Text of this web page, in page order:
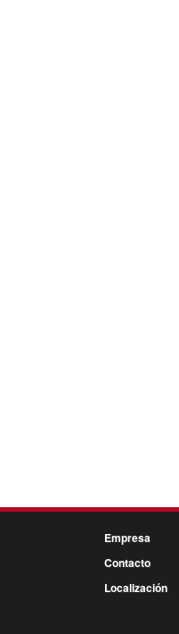
Empresa
Contacto
Localización